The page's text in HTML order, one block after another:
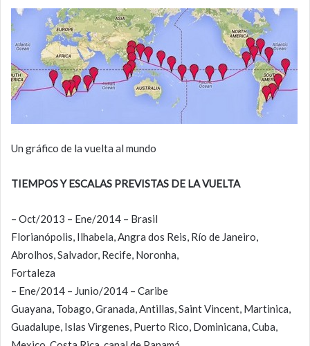
Un gráfico de la vuelta al mundo
TIEMPOS Y ESCALAS PREVISTAS DE LA VUELTA
– Oct/2013 – Ene/2014 – Brasil
Florianópolis, Ilhabela, Angra dos Reis, Río de Janeiro,
Abrolhos, Salvador, Recife, Noronha,
Fortaleza
– Ene/2014 – Junio/2014 – Caribe
Guayana, Tobago, Granada, Antillas, Saint Vincent, Martinica,
Guadalupe, Islas Virgenes, Puerto Rico, Dominicana, Cuba,